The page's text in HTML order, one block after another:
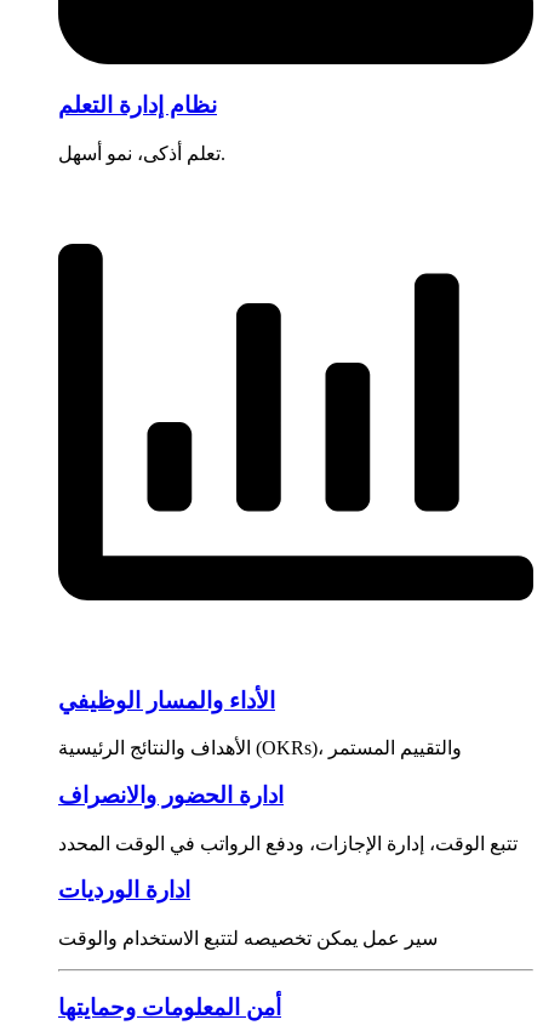
نظام إدارة التعلم
تعلم أذكى، نمو أسهل.
الأداء والمسار الوظيفي
الأهداف والنتائج الرئيسية (OKRs)، والتقييم المستمر
ادارة الحضور والانصراف
تتبع الوقت، إدارة الإجازات، ودفع الرواتب في الوقت المحدد
ادارة الورديات
سير عمل يمكن تخصيصه لتتبع الاستخدام والوقت
أمن المعلومات وحمايتها